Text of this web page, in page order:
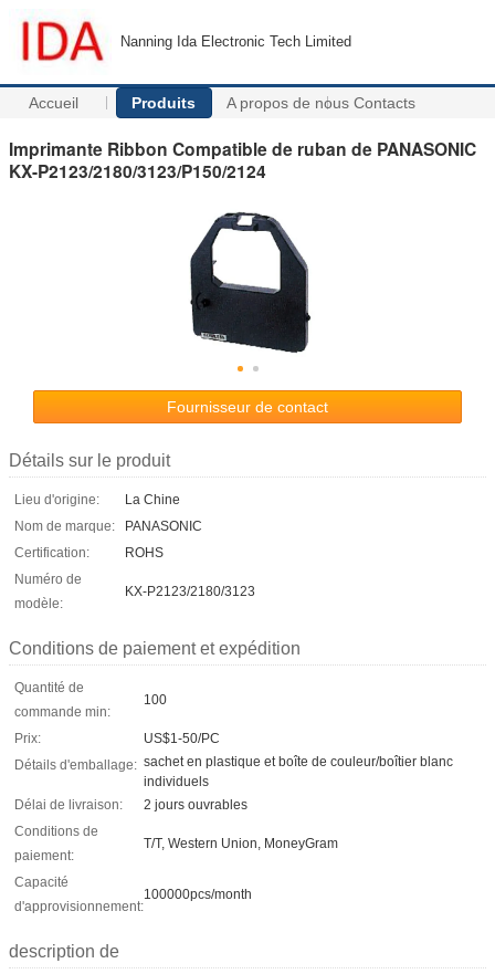
Nanning Ida Electronic Tech Limited
Accueil Produits A propos de nous Contacts
Imprimante Ribbon Compatible de ruban de PANASONIC
KX-P2123/2180/3123/P150/2124
Fournisseur de contact
Détails sur le produit
Lieu d'origine:
La Chine
Nom de marque:
PANASONIC
Certification:
ROHS
Numéro de
modèle:
KX-P2123/2180/3123
Conditions de paiement et expédition
Quantité de
commande min:
100
Prix:
US$1-50/PC
Détails d'emballage: sachet en plastique et boîte de couleur/boîtier blanc
individuels
Délai de livraison:
2 jours ouvrables
Conditions de
paiement:
T/T, Western Union, MoneyGram
Capacité
d'approvisionnement:
100000pcs/month
description de